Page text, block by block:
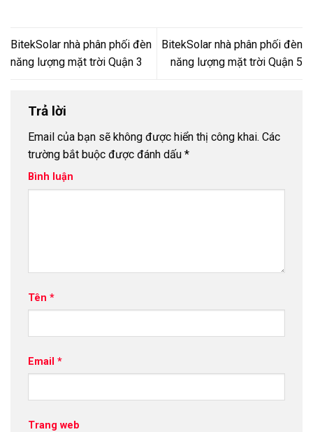
BitekSolar nhà phân phối đèn
năng lượng mặt trời Quận 3
BitekSolar nhà phân phối đèn
năng lượng mặt trời Quận 5
Trả lời
Email của bạn sẽ không được hiển thị công khai. Các
trường bắt buộc được đánh dấu *
Bình luận
Tên *
Email *
Trang web